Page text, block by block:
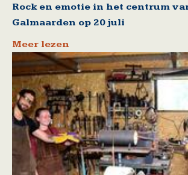
Rock en emotie in het centrum
Galmaarden op 20 juli
Meer lezen